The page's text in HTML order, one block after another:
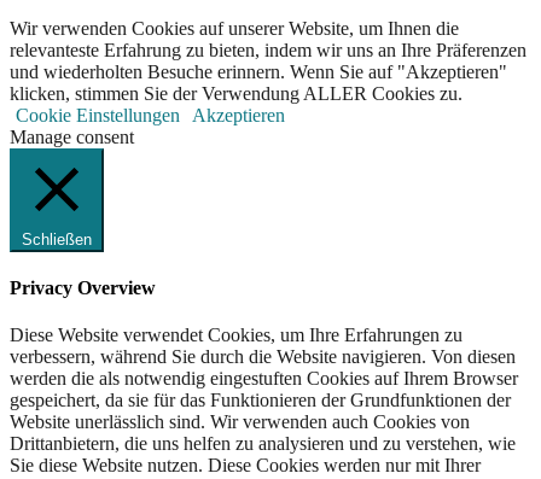
Wir verwenden Cookies auf unserer Website, um Ihnen die
relevanteste Erfahrung zu bieten, indem wir uns an Ihre Präferenzen
und wiederholten Besuche erinnern. Wenn Sie auf "Akzeptieren"
klicken, stimmen Sie der Verwendung ALLER Cookies zu.
Cookie Einstellungen
Akzeptieren
Manage consent
Schließen
Privacy Overview
Diese Website verwendet Cookies, um Ihre Erfahrungen zu
verbessern, während Sie durch die Website navigieren. Von diesen
werden die als notwendig eingestuften Cookies auf Ihrem Browser
gespeichert, da sie für das Funktionieren der Grundfunktionen der
Website unerlässlich sind. Wir verwenden auch Cookies von
Drittanbietern, die uns helfen zu analysieren und zu verstehen, wie
Sie diese Website nutzen. Diese Cookies werden nur mit Ihrer